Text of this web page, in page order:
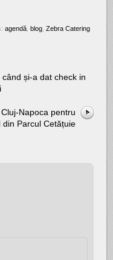
agendă ,blog ,Zebra Catering
și-a dat check in
Napoca pentru
din Parcul Cetățuie